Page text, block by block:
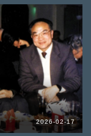
2026-02-17